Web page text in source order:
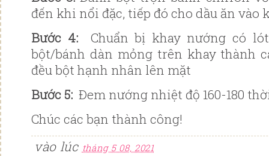
đến khi nổi đặc, tiếp đó cho dầu ăn vào
Bước 4: Chuẩn bị khay nướng có
bột/bánh dàn mỏng trên khay thành
đều bột hạnh nhân lên mặt
Bước 5: Đem nướng nhiệt độ 160-180
Chúc các bạn thành công!
vào lúc tháng 5 08, 2021